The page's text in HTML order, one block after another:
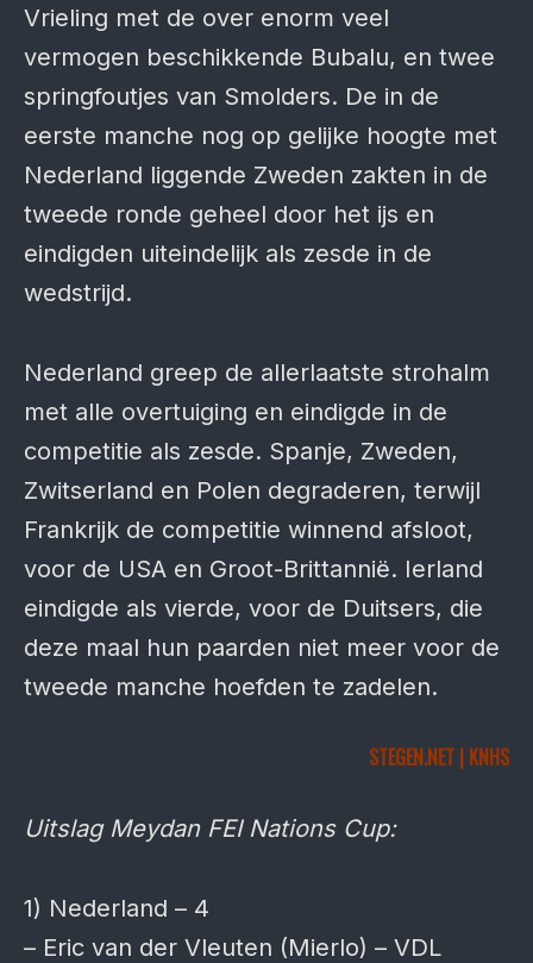
Vrieling met de over enorm veel
vermogen beschikkende Bubalu, en twee
springfoutjes van Smolders. De in de
eerste manche nog op gelijke hoogte met
Nederland liggende Zweden zakten in de
tweede ronde geheel door het ijs en
eindigden uiteindelijk als zesde in de
wedstrijd.
Nederland greep de allerlaatste strohalm
met alle overtuiging en eindigde in de
competitie als zesde. Spanje, Zweden,
Zwitserland en Polen degraderen, terwijl
Frankrijk de competitie winnend afsloot,
voor de USA en Groot-Brittannië. Ierland
eindigde als vierde, voor de Duitsers, die
deze maal hun paarden niet meer voor de
tweede manche hoefden te zadelen.
STEGEN.NET | KNHS
Uitslag Meydan FEI Nations Cup:
1) Nederland – 4
– Eric van der Vleuten (Mierlo) – VDL